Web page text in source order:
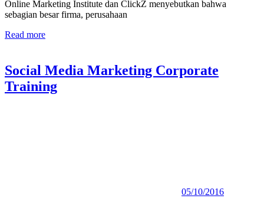
Online Marketing Institute dan ClickZ menyebutkan bahwa
sebagian besar firma, perusahaan
Read more
Social Media Marketing Corporate
Training
05/10/2016